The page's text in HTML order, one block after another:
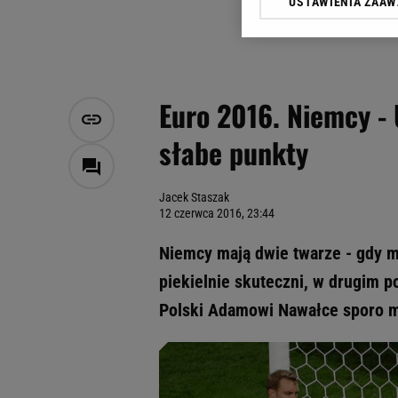
Euro 2016. Niemcy
słabe punkty
Jacek Staszak
12 czerwca 2016, 23:44
Niemcy mają dwie twarze - gdy
piekielnie skuteczni, w drugim
Polski Adamowi Nawałce sporo
Klikając „Akceptuję”
Zaufanych Partnerów i
My, nasi Zaufani
Przechowywanie